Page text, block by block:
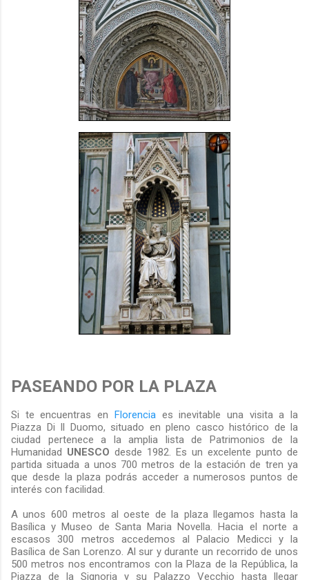
PASEANDO POR LA PLAZA
Si te encuentras en Florenciaes inevitable una visita a la
Piazza Di Il Duomo, situado en pleno casco histórico de la
ciudad pertenece a la amplia lista de Patrimonios de la
Humanidad UNESCO desde 1982. Es un excelente punto de
partida situada a unos 700 metros de la estación de tren ya
que desde la plaza podrás acceder a numerosos puntos de
interés con facilidad.
A unos 600 metros al oeste de la plaza llegamos hasta la
Basílica y Museo de Santa Maria Novella. Hacia el norte a
escasos 300 metros accedemos al Palacio Medicci y la
Basílica de San Lorenzo. Al sur y durante un recorrido de unos
500 metros nos encontramos con la Plaza de la República, la
Piazza de la Signoria y su Palazzo Vecchio hasta llegar